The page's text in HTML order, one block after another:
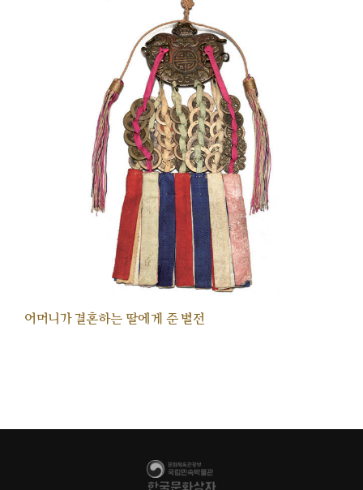
어머니가 결혼하는 딸에게 준 별전